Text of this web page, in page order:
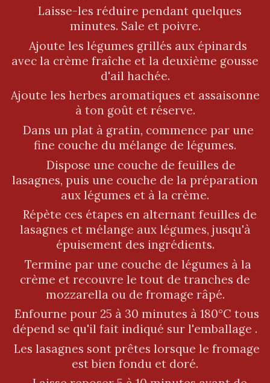
Laisse-les réduire pendant quelques
minutes. Sale et poivre.
Ajoute les légumes grillés aux épinards
avec la crème fraîche et la deuxième gousse
d'ail hachée.
Ajoute les herbes aromatiques et assaisonne
à ton goût et réserve.
Dans un plat à gratin, commence par une
fine couche du mélange de légumes.
Dispose une couche de feuilles de
lasagnes, puis une couche de la préparation
aux légumes et à la crème.
Répète ces étapes en alternant feuilles de
lasagnes et mélange aux légumes, jusqu'à
épuisement des ingrédients.
Termine par une couche de légumes à la
crème et recouvre le tout de tranches de
mozzarella ou de fromage râpé.
Enfourne pour 25 à 30 minutes à 180°C tous
dépend se qu'il fait indiqué sur l'emballage .
Les lasagnes sont prêtes lorsque le fromage
est bien fondu et doré.